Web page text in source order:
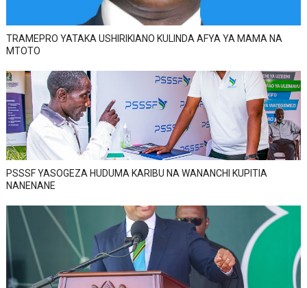
TRAMEPRO YATAKA USHIRIKIANO KULINDA AFYA YA MAMA NA
MTOTO
PSSSF YASOGEZA HUDUMA KARIBU NA WANANCHI KUPITIA
NANENANE